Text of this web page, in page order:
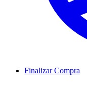
Finalizar Compra